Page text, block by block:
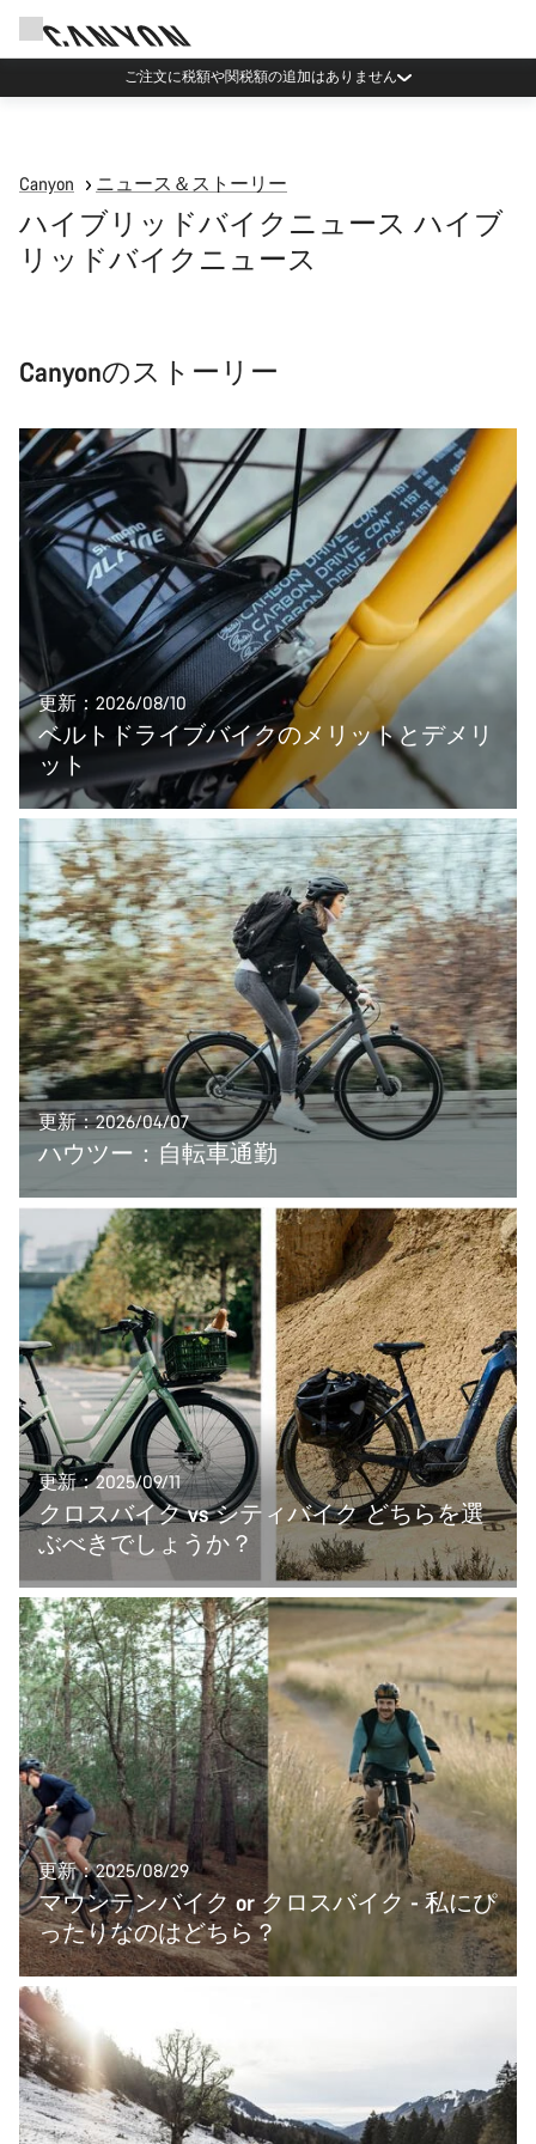
ご注文に税額や関税額の追加はありません
Canyon ニュース＆ストーリー
ハイブリッドバイクニュース ハイブ
リッドバイクニュース
Canyonのストーリー
更新：2026/08/10
ベルトドライブバイクのメリットとデメリ
ット
更新：2026/04/07
ハウツー：自転車通勤
更新：2025/09/11
クロスバイク vs シティバイク どちらを選
ぶべきでしょうか？
更新：2025/08/29
マウンテンバイク or クロスバイク - 私にぴ
ったりなのはどちら？